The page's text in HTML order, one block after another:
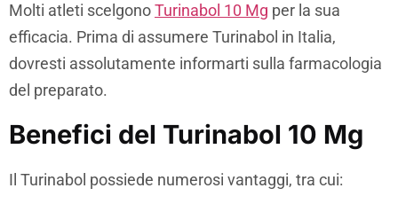
Molti atleti scelgonoTurinabol 10 Mg per la sua
efficacia. Prima di assumere Turinabol in Italia,
dovresti assolutamente informarti sulla farmacologia
del preparato.
Benefici del Turinabol 10 Mg
Il Turinabol possiede numerosi vantaggi, tra cui: